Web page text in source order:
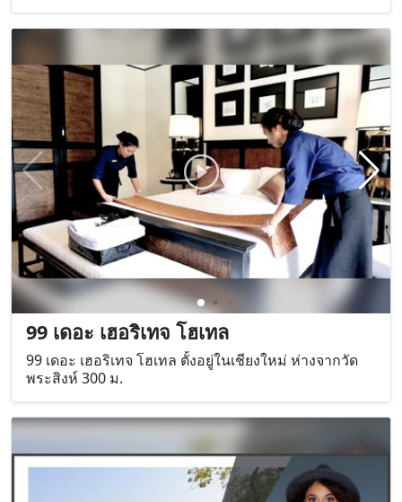
99 เดอะ เฮอริเทจ โฮเทล
99 เดอะ เฮอริเทจ โฮเทล ตั้งอยู่ในเชียงใหม่ ห่างจากวัด
พระสิงห์ 300 ม.